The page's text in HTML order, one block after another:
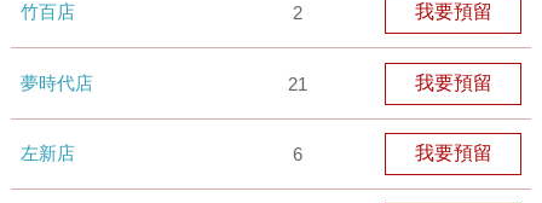
竹百店 2 我要預留
夢時代店 21 我要預留
左新店 6 我要預留